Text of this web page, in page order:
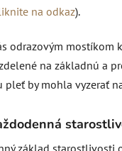
na odkaz).
odrazovým
na základnú a
pleť by mohla vyzerať
základ starostlivosti